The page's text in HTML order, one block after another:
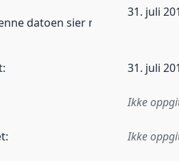
datoen sier når dataene i
31. juli
: 31. juli
Ikke
: Ikke